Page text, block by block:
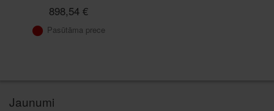
898,54 €
Pasūtāma prece
Jaunumi